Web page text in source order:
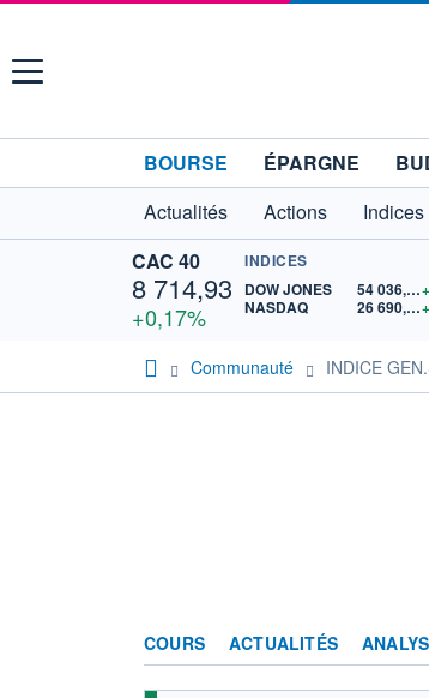
Menu
BOURSE ÉPARGNE
Actualités
Actions Indices
CAC 40
8 714,93
+0,17%
INDICES
DOW JONES
54 036,93
NASDAQ
26 690,62
Communauté INDICE
COURS ACTUALITÉS